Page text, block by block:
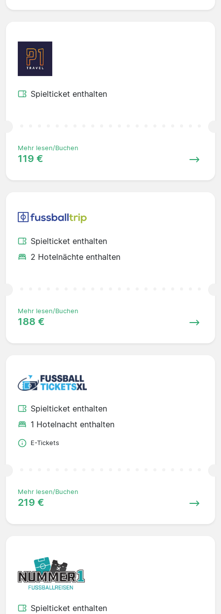
Spielticket enthalten
Mehr lesen/Buchen
119 €
Spielticket enthalten
2 Hotelnächte enthalten
Mehr lesen/Buchen
188 €
Spielticket enthalten
1 Hotelnacht enthalten
E-Tickets
Mehr lesen/Buchen
219 €
Spielticket enthalten